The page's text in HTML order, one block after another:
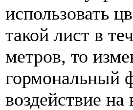
использовать
такой лист в
метров, то
гормональный
воздействие